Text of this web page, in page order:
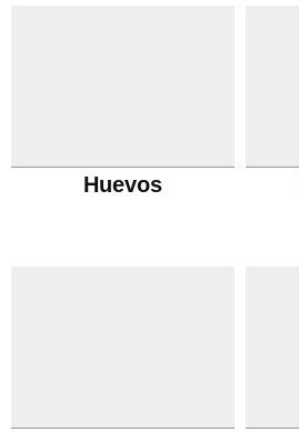
Huevos